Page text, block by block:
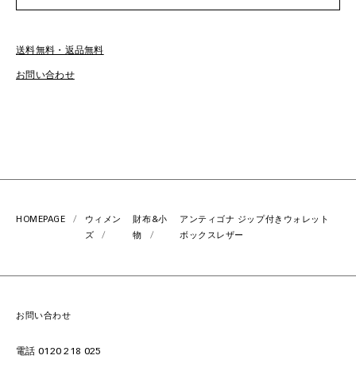
送料無料・返品無料
お問い合わせ
HOMEPAGE
ウィメン
ズ
財布&小
物
アンティゴナ ジップ付きウォレット
ボックスレザー
お問い合わせ
電話 0120 218 025